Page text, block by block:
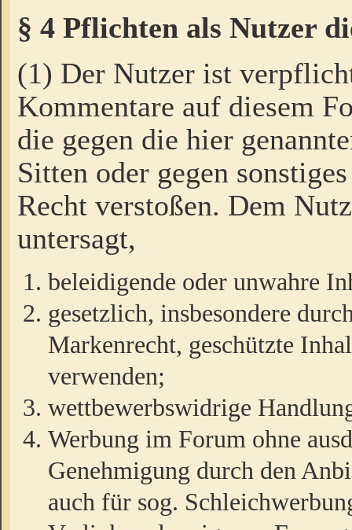
§ 4 Pflichten als Nutzer
(1) Der Nutzer ist
Kommentare auf diesem
die gegen die hier
Sitten oder gegen
Recht verstoßen. Dem
untersagt,
beleidigende oder unwahre
gesetzlich, insbesondere
Markenrecht, geschützte
verwenden;
wettbewerbswidrige
Werbung im Forum ohne
Genehmigung durch den
auch für sog.